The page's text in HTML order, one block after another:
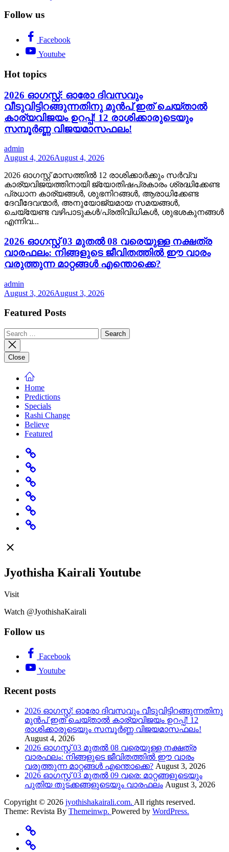
Follow us
Facebook
Youtube
Hot topics
2026 ഓഗസ്റ്റ്: ഓരോ ദിവസവും
വീടുവിട്ടിറങ്ങുന്നതിനു മുൻപ് ഇത് ചെയ്താൽ
കാര്യവിജയം ഉറപ്പ്! 12 രാശിക്കാരുടെയും
സമ്പൂർണ്ണ വിജയമാസഫലം!
admin
August 4, 2026August 4, 2026
2026 ഓഗസ്റ്റ് മാസത്തിൽ 12 രാശിക്കാർക്കും സർവ്വ
കാര്യവിജയത്തിനായി ജ്യോതിഷപ്രകാരം ശ്രദ്ധിക്കേണ്ട
പ്രധാന കാര്യങ്ങൾ, ശുഭനിറങ്ങൾ, ആരാധിക്കേണ്ട
ദേവീദേവന്മാർ, അനുയോജ്യമായ സമയങ്ങൾ,
ചെയ്യേണ്ട വഴിപാടുകൾ/പ്രതിവിധികൾ, ശുഭശകുനങ്ങൾ
എന്നിവ...
2026 ഓഗസ്റ്റ് 03 മുതൽ 08 വരെയുള്ള നക്ഷത്ര
വാരഫലം: നിങ്ങളുടെ ജീവിതത്തിൽ ഈ വാരം
വരുത്തുന്ന മാറ്റങ്ങൾ എന്തൊക്കെ?
admin
August 3, 2026August 3, 2026
Featured Posts
Search
for:
Close
Home
Predictions
Specials
Rashi Change
Believe
Featured
Home
Predictions
Specials
Rashi
Change
Believe
Featured
Jyothisha Kairali Youtube
Visit
Watch @JyothishaKairali
Follow us
Facebook
Youtube
Recent posts
2026 ഓഗസ്റ്റ്: ഓരോ ദിവസവും വീടുവിട്ടിറങ്ങുന്നതിനു
മുൻപ് ഇത് ചെയ്താൽ കാര്യവിജയം ഉറപ്പ്! 12
രാശിക്കാരുടെയും സമ്പൂർണ്ണ വിജയമാസഫലം!
August 4, 2026
2026 ഓഗസ്റ്റ് 03 മുതൽ 08 വരെയുള്ള നക്ഷത്ര
വാരഫലം: നിങ്ങളുടെ ജീവിതത്തിൽ ഈ വാരം
വരുത്തുന്ന മാറ്റങ്ങൾ എന്തൊക്കെ? August 3, 2026
2026 ഓഗസ്റ്റ് 03 മുതൽ 09 വരെ: മാറ്റങ്ങളുടെയും
പുതിയ തുടക്കങ്ങളുടെയും വാരഫലം August 3, 2026
Copyright © 2026 jyothishakairali.com. All rights reserved.
Theme: Revista By Themeinwp. Powered by WordPress.
Home
Predictions